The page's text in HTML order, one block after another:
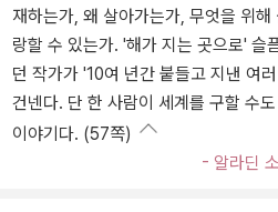
재하는가, 왜 살아가는가, 무엇을 위
랑할 수 있는가. '해가 지는 곳으로' 슬
던 작가가 '10여 년간 붙들고 지낸 여
건넨다. 단 한 사람이 세계를 구할 수
이야기다. (57쪽)
- 알라딘